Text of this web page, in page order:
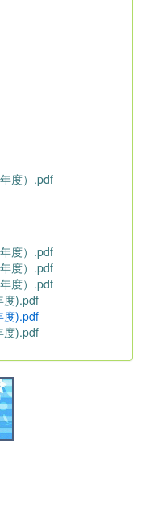
度）.pdf
度）.pdf
度）.pdf
度）.pdf
度).pdf
度).pdf
度).pdf